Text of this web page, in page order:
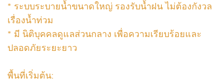
* ระบบระบายน้ำขนาดใหญ่ รองรับน้ำฝน ไม่ต้องกังวล
เรื่องน้ำท่วม
* มี นิติบุคคลดูแลส่วนกลาง เพื่อความเรียบร้อยและ
ปลอดภัยระยะยาว
พื้นที่เริ่มต้น: